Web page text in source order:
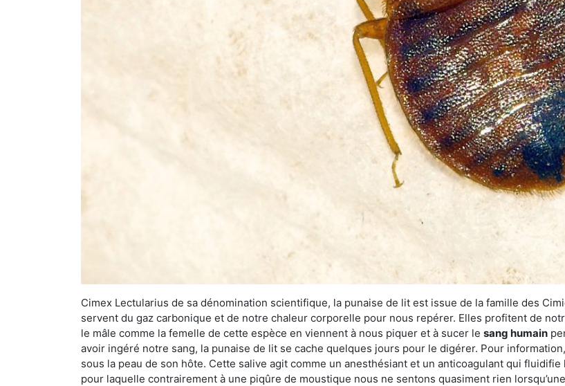
Cimex Lectularius de sa dénomination scientifique, la punaise de lit est issue de la famille des
servent du gaz carbonique et de notre chaleur corporelle pour nous repérer. Elles profitent de
le mâle comme la femelle de cette espèce en viennent à nous piquer et à sucer le sang humain
avoir ingéré notre sang, la punaise de lit se cache quelques jours pour le digérer. Pour
sous la peau de son hôte. Cette salive agit comme un anesthésiant et un anticoagulant qui fluidifie
pour laquelle contrairement à une piqûre de moustique nous ne sentons quasiment rien